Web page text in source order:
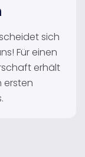
sich
Für einen
erhält
ersten